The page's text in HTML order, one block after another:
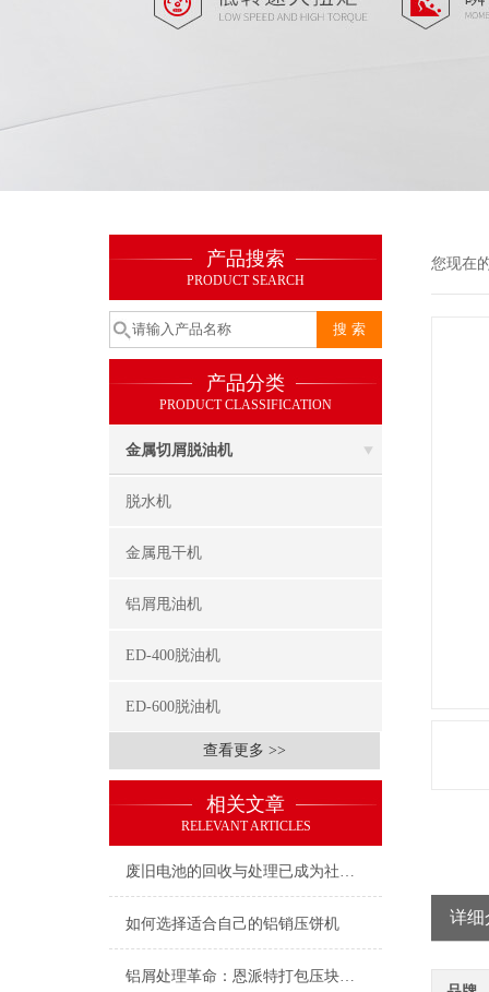
产品搜索
PRODUCT SEARCH
产品分类
PRODUCT CLASSIFICATION
金属切屑脱油机
脱水机
金属甩干机
铝屑甩油机
ED-400脱油机
ED-600脱油机
查看更多 >>
相关文章
RELEVANT ARTICLES
废旧电池的回收与处理已成为社会关注的热点问题
如何选择适合自己的铝销压饼机
铝屑处理革命：恩派特打包压块机如何变废为宝，年省百万成本？
您现在
详细